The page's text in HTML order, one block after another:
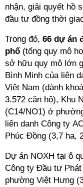
nhận, giải quyết hồ
đầu tư đồng thời
Trong đó, 66 dự án
phố (tổng quy mô
sở hữu quy mô lớn
Bình Minh của liên
Việt Nam (dành
3.572 căn hộ), Khu
(C14/NO1) ở
liên danh Công ty
Phúc Đồng (3,7 ha,
Dự án NOXH tại ô
Công ty Đầu tư
phường Việt Hưng